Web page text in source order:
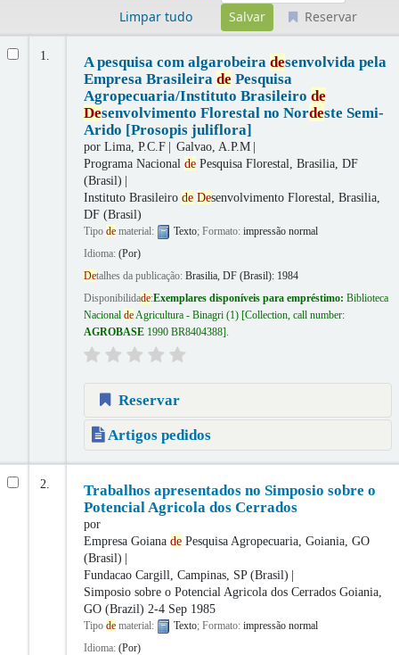
Limpar tudo
Reservar
1. A pesquisa com algarobeira desenvolvida pela
Empresa Brasileira de Pesquisa
Agropecuaria/Instituto Brasileiro de
Desenvolvimento Florestal no Nordeste Semi-
Arido [Prosopis juliflora]
por Lima, P.C.F
Galvao, A.P.M
Programa Nacional dePesquisa Florestal, Brasilia, DF
(Brasil)
Instituto Brasileiro de Desenvolvimento Florestal, Brasilia,
DF (Brasil)
Tipo dematerial: Texto; Formato: impressão normal
Idioma: (Por)
Detalhes da publicação: Brasilia, DF (Brasil): 1984
Disponibilidade:Exemplares disponíveis para empréstimo: Biblioteca
Nacional deAgricultura - Binagri(1) Collection, call number:
AGROBASE 1990 BR8404388 .
Reservar
Artigos pedidos
2.
Trabalhos apresentados no Simposio sobre o
Potencial Agricola dos Cerrados
por
Empresa Goiana dePesquisa Agropecuaria, Goiania, GO
(Brasil)
Fundacao Cargill, Campinas, SP (Brasil)
Simposio sobre o Potencial Agricola dos CerradosGoiania,
GO (Brazil) 2-4 Sep 1985
Tipo dematerial: Texto; Formato: impressão normal
Idioma: (Por)